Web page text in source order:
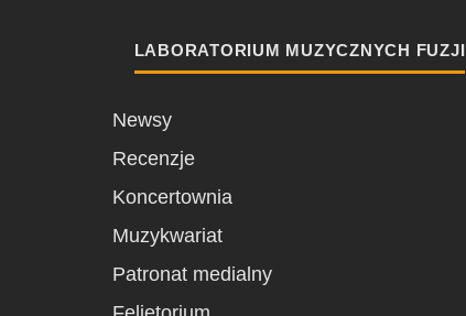
LABORATORIUM MUZYCZNYCH FUZJI
Newsy
Recenzje
Koncertownia
Muzykwariat
Patronat medialny